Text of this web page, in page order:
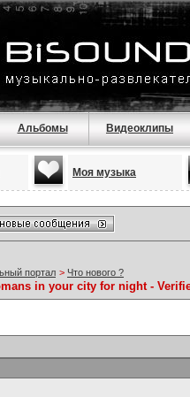
Альбомы Видеоклипы
Моя музыка
портал > Что нового ?
in your city for night -